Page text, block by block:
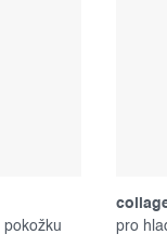
pokožku
set
pro